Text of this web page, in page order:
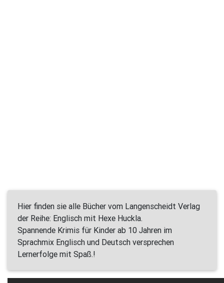
Hier finden sie alle Bücher vom Langenscheidt Verlag
der Reihe: Englisch mit Hexe Huckla.
Spannende Krimis für Kinder ab 10 Jahren im
Sprachmix Englisch und Deutsch versprechen
Lernerfolge mit Spaß.!